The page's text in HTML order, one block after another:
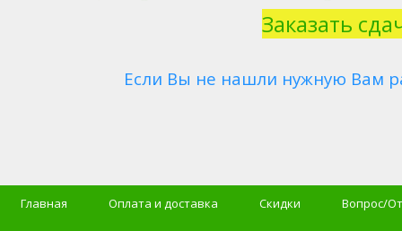
Заказать
Если Вы не нашли нужную Вам
Главная Оплата и доставка Скидки Вопрос/